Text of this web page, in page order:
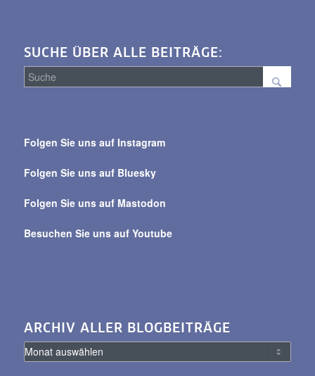
SUCHE ÜBER ALLE BEITRÄGE:
alle
Folgen Sie uns auf Instagram
Folgen Sie uns auf Bluesky
Folgen Sie uns auf Mastodon
Besuchen Sie uns auf Youtube
ARCHIV ALLER BLOGBEITRÄGE